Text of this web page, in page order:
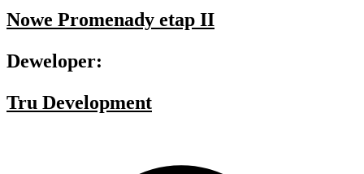
Nowe Promenady etap II
Deweloper:
Tru Development